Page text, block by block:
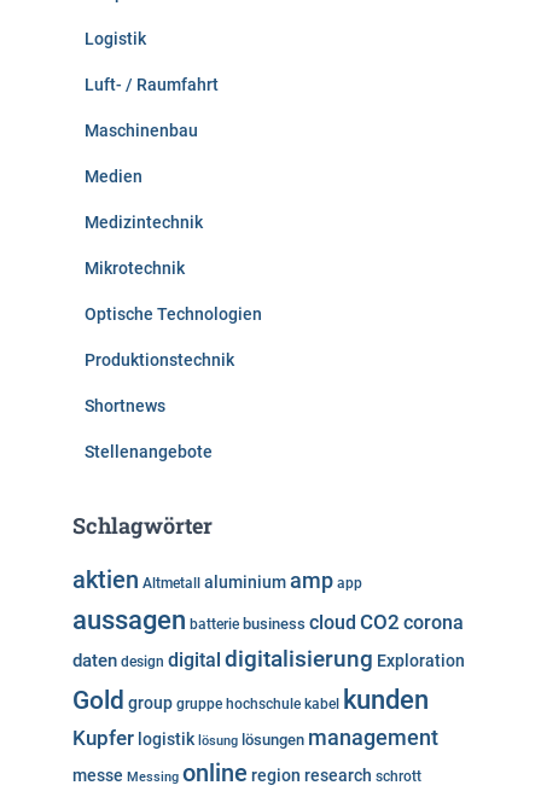
Logistik
Luft- / Raumfahrt
Maschinenbau
Medien
Medizintechnik
Mikrotechnik
Optische Technologien
Produktionstechnik
Shortnews
Stellenangebote
Schlagwörter
aktien Altmetall aluminiumamp app
aussagen batterie business cloud CO2 corona
daten design digital digitalisierung Exploration
Gold group gruppe hochschule kabel kunden
Kupfer logistik lösung lösungen management
messe Messing online region research schrott